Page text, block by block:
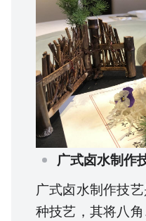
广式卤水制作
广式卤水制作技
种技艺，其将八